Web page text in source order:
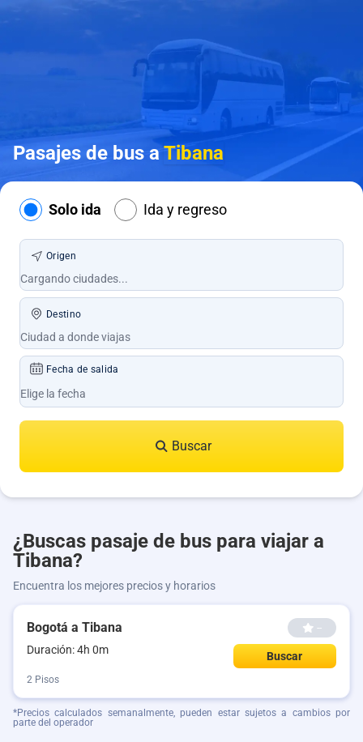
Pasajes de bus aTibana
Solo ida Ida y regreso
Origen
Destino
Fecha de salida
Buscar
¿Buscas pasaje de bus para viajar a
Tibana?
Encuentra los mejores precios y horarios
Bogotá a Tibana
Duración: 4h 0m
--
Buscar
2 Pisos
*Precios calculados semanalmente, pueden estar sujetos a cambios por
parte del operador